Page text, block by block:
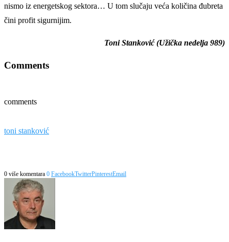
nismo iz energetskog sektora… U tom slučaju veća količina đubreta
čini profit sigurnijim.
Toni Stanković (Užička nedelja 989)
Comments
comments
toni stanković
0 više komentara 0 FacebookTwitterPinterestEmail